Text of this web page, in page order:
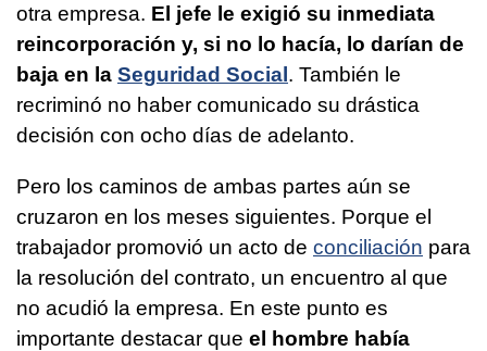
otra empresa. El jefe le exigió su inmediata
reincorporación y, si no lo hacía, lo darían de
baja en la Seguridad Social. También le
recriminó no haber comunicado su drástica
decisión con ocho días de adelanto.
Pero los caminos de ambas partes aún se
cruzaron en los meses siguientes. Porque el
trabajador promovió un acto de conciliación para
la resolución del contrato, un encuentro al que
no acudió la empresa. En este punto es
importante destacar que el hombre había